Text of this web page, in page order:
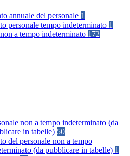
annuale del personale 1
personale tempo indeterminato 1
a tempo indeterminato 172
non a tempo indeterminato (da
in tabelle) 50
del personale non a tempo
(da pubblicare in tabelle) 1